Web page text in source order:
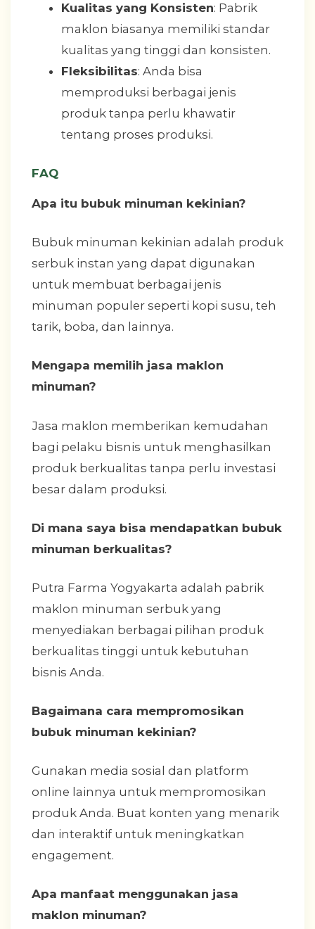
Kualitas yang Konsisten: Pabrik
maklon biasanya memiliki standar
kualitas yang tinggi dan konsisten.
Fleksibilitas: Anda bisa
memproduksi berbagai jenis
produk tanpa perlu khawatir
tentang proses produksi.
FAQ
Apa itu bubuk minuman kekinian?
Bubuk minuman kekinian adalah produk
serbuk instan yang dapat digunakan
untuk membuat berbagai jenis
minuman populer seperti kopi susu, teh
tarik, boba, dan lainnya.
Mengapa memilih jasa maklon
minuman?
Jasa maklon memberikan kemudahan
bagi pelaku bisnis untuk menghasilkan
produk berkualitas tanpa perlu investasi
besar dalam produksi.
Di mana saya bisa mendapatkan bubuk
minuman berkualitas?
Putra Farma Yogyakarta adalah pabrik
maklon minuman serbuk yang
menyediakan berbagai pilihan produk
berkualitas tinggi untuk kebutuhan
bisnis Anda.
Bagaimana cara mempromosikan
bubuk minuman kekinian?
Gunakan media sosial dan platform
online lainnya untuk mempromosikan
produk Anda. Buat konten yang menarik
dan interaktif untuk meningkatkan
engagement.
Apa manfaat menggunakan jasa
maklon minuman?